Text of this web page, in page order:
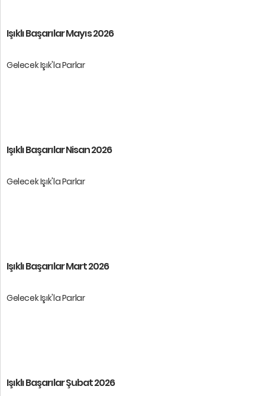
Işıklı Başarılar Mayıs 2026
Gelecek Işık'la Parlar
Işıklı Başarılar Nisan 2026
Gelecek Işık'la Parlar
Işıklı Başarılar Mart 2026
Gelecek Işık'la Parlar
Işıklı Başarılar Şubat 2026